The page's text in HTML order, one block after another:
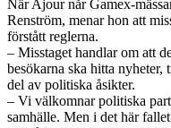
När Ajour når Gamex-
Renström, menar hon att
förstått reglerna.
– Misstaget handlar om att
besökarna ska hitta
del av politiska åsikter.
– Vi välkomnar politiska
samhälle. Men i det här